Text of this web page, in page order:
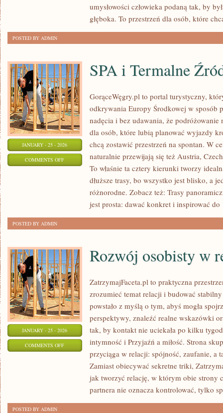
umysłowości człowieka podaną tak, by
głęboka. To przestrzeń dla osób, które
POSTED BY ADMIN
JANUARY - 25 - 2026
COMMENTS OFFON
TERMALNE
SPA i Termalne
GorąceWęgry.pl to portal turystyczny,
odkrywania Europy Środkowej w sposób
nadęcia i bez udawania, że podróżowanie
dla osób, które lubią planować wyjazdy
chcą zostawić przestrzeń na spontan. W
naturalnie przewijają się też Austria,
To właśnie ta cztery kierunki tworzy
dłuższe trasy, bo wszystko jest blisko, a
różnorodne. Zobacz też: Trasy
jest prosta: dawać konkret i inspirować do
POSTED BY ADMIN
JANUARY - 25 - 2026
COMMENTS OFFON
RELACJACH
Rozwój osobisty w
ZatrzymajFaceta.pl to praktyczna
zrozumieć temat relacji i budować
powstało z myślą o tym, abyś mogła
perspektywy, znaleźć realne wskazówki
tak, by kontakt nie uciekała po kilku
intymność i Przyjaźń a miłość. Strona
przyciąga w relacji: spójność, zaufanie, a
Zamiast obiecywać sekretne triki,
jak tworzyć relację, w którym obie strony
partnera nie oznacza kontrolować, tylko
POSTED BY ADMIN